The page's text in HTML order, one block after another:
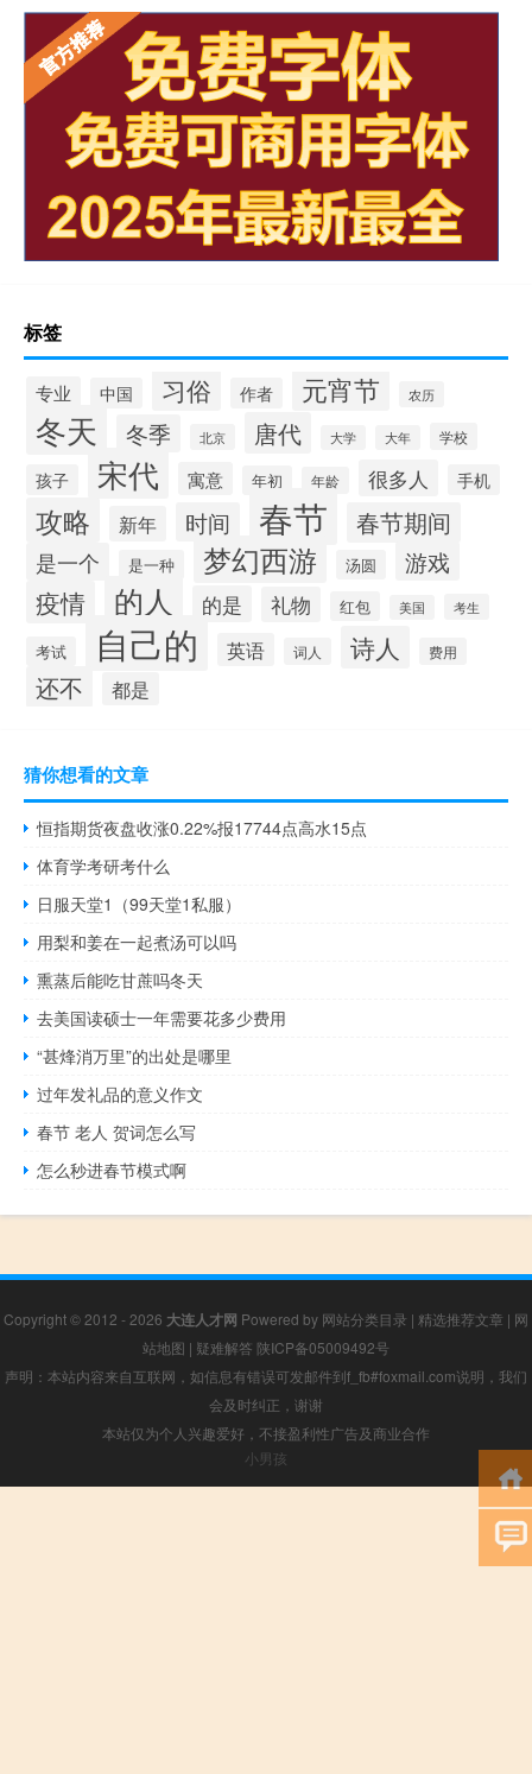
标签
专业 中国 习俗 作者 元宵节 农历
冬天 冬季 北京 唐代 大学 大年 学校
孩子 宋代 寓意 年初 年龄 很多人 手机
攻略 新年 时间 春节 春节期间
是一个 是一种 梦幻西游 汤圆 游戏
疫情 的人 的是 礼物 红包 美国 考生
考试 自己的 英语 词人 诗人 费用
还不 都是
猜你想看的文章
恒指期货夜盘收涨0.22%报17744点高水15点
体育学考研考什么
日服天堂1（99天堂1私服）
用梨和姜在一起煮汤可以吗
熏蒸后能吃甘蔗吗冬天
去美国读硕士一年需要花多少费用
“甚烽消万里”的出处是哪里
过年发礼品的意义作文
春节 老人 贺词怎么写
怎么秒进春节模式啊
Copyright © 2012 - 2026 大连人才网 Powered by 网站分类目录 | 精选推荐文章 | 网
站地图 | 疑难解答 陕ICP备05009492号
声明：本站内容来自互联网，如信息有错误可发邮件到f_fb#foxmail.com说明，我们
会及时纠正，谢谢
本站仅为个人兴趣爱好，不接盈利性广告及商业合作
小男孩